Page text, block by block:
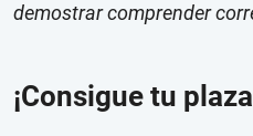
demostrar comprender
¡Consigue tu